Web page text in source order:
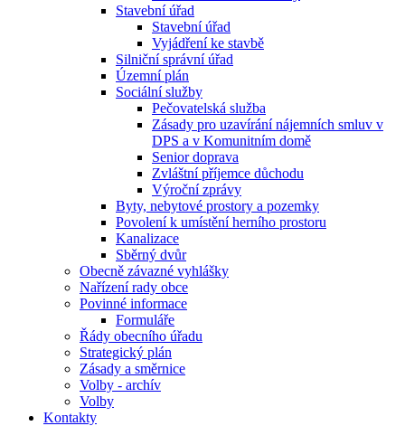
Stavební úřad
Stavební úřad
Vyjádření ke stavbě
Silniční správní úřad
Územní plán
Sociální služby
Pečovatelská služba
Zásady pro uzavírání nájemních smluv v
DPS a v Komunitním domě
Senior doprava
Zvláštní příjemce důchodu
Výroční zprávy
Byty, nebytové prostory a pozemky
Povolení k umístění herního prostoru
Kanalizace
Sběrný dvůr
Obecně závazné vyhlášky
Nařízení rady obce
Povinné informace
Formuláře
Řády obecního úřadu
Strategický plán
Zásady a směrnice
Volby - archív
Volby
Kontakty